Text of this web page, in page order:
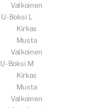
Valkoinen
U-Boksi L
Kirkas
Musta
Valkoinen
U-Boksi M
Kirkas
Musta
Valkoinen